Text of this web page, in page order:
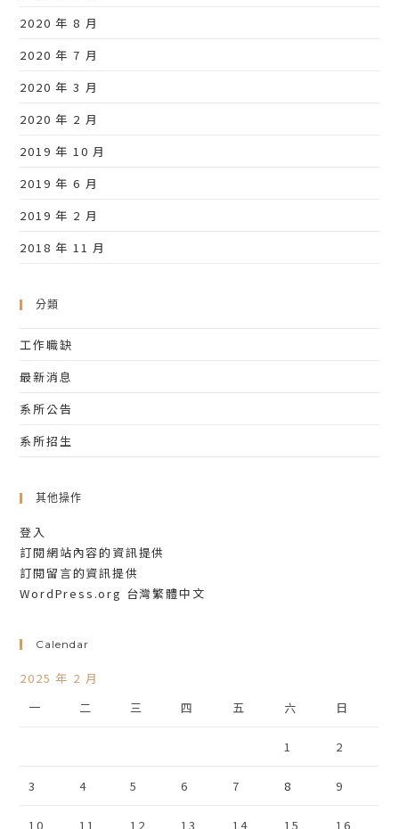
2020 年 8 月
2020 年 7 月
2020 年 3 月
2020 年 2 月
2019 年 10 月
2019 年 6 月
2019 年 2 月
2018 年 11 月
分類
工作職缺
最新消息
系所公告
系所招生
其他操作
登入
訂閱網站內容的資訊提供
訂閱留言的資訊提供
WordPress.org 台灣繁體中文
Calendar
2025 年 2 月
一
二 三 四 五 六 日
1 2
3 4 5 6 7 8 9
10 11 12 13 14 15 16